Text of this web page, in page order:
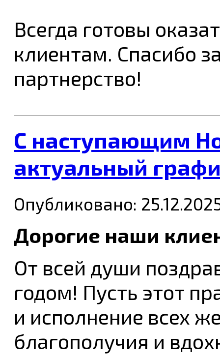
Всегда готовы
клиентам. Спасибо
партнерство!
C наступающим
актуальный
Опубликовано:
Дорогие наши
От всей души
годом! Пусть этот
и исполнение всех
благополучия и